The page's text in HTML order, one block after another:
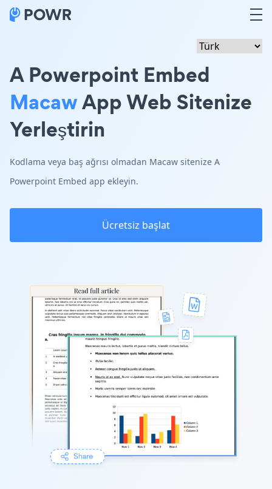
A Powerpoint Embed
MacawApp Web Sitenize
Yerleştirin
Kodlama veya baş ağrısı olmadan Macaw sitenize A
Powerpoint Embed app ekleyin.
Ücretsiz başlat